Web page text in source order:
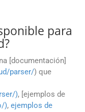
para
[documentación]
parser/) que
), [ejemplos de
), ejemplos de